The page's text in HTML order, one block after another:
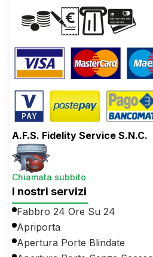
A.F.S. Fidelity Service S.N.C.
Chiamata subbito
I nostri servizi
Fabbro 24 Ore Su 24
Apriporta
Apertura Porte Blindate